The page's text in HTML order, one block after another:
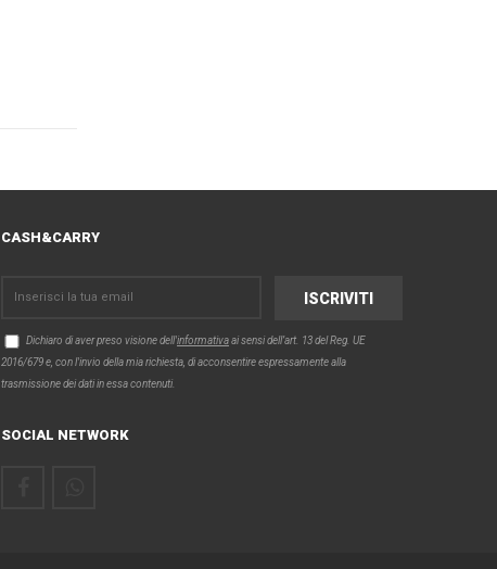
CASH&CARRY
Dichiaro di aver preso visione dell'informativaai sensi dell’art. 13 del Reg. UE
2016/679 e, con l'invio della mia richiesta, di acconsentire espressamente alla
trasmissione dei dati in essa contenuti.
SOCIAL NETWORK